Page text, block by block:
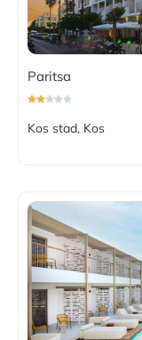
Paritsa
Kos stad, Kos